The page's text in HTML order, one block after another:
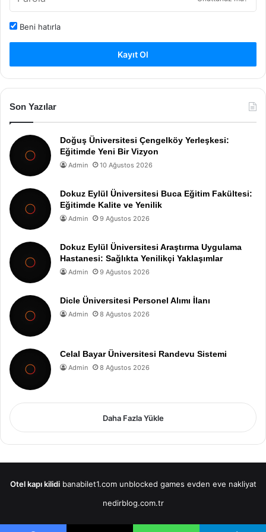
Beni hatırla
Kayıt Ol
Son Yazılar
Doğuş Üniversitesi Çengelköy Yerleşkesi:
Eğitimde Yeni Bir Vizyon
Admin 10 Ağustos 2026
Dokuz Eylül Üniversitesi Buca Eğitim Fakültesi:
Eğitimde Kalite ve Yenilik
Admin 9 Ağustos 2026
Dokuz Eylül Üniversitesi Araştırma Uygulama
Hastanesi: Sağlıkta Yenilikçi Yaklaşımlar
Admin 9 Ağustos 2026
Dicle Üniversitesi Personel Alımı İlanı
Admin 8 Ağustos 2026
Celal Bayar Üniversitesi Randevu Sistemi
Admin 8 Ağustos 2026
Daha Fazla Yükle
Otel kapı kilidi banabilet1.com unblocked games evden eve nakliyat
nedirblog.com.tr